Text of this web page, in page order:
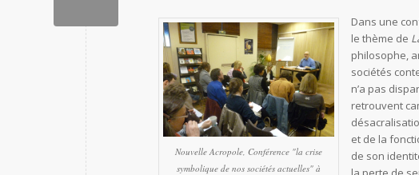
Nouvelle Acropole, Conférence "la crise
symbolique de nos sociétés actuelles" à
Dans une
le thème de
philosophe,
sociétés
n’a pas
retrouvent
et de la
de son